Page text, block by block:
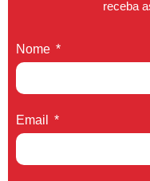
receba
Nome
Email